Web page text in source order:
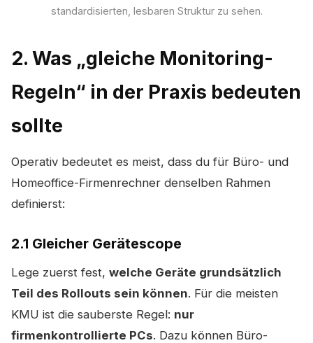
standardisierten, lesbaren Struktur zu sehen.
2. Was „gleiche Monitoring-
Regeln“ in der Praxis bedeuten
sollte
Operativ bedeutet es meist, dass du für Büro- und
Homeoffice-Firmenrechner denselben Rahmen
definierst:
2.1 Gleicher Gerätescope
Lege zuerst fest, welche Geräte grundsätzlich
Teil des Rollouts sein können. Für die meisten
KMU ist die sauberste Regel: nur
firmenkontrollierte PCs. Dazu können Büro-